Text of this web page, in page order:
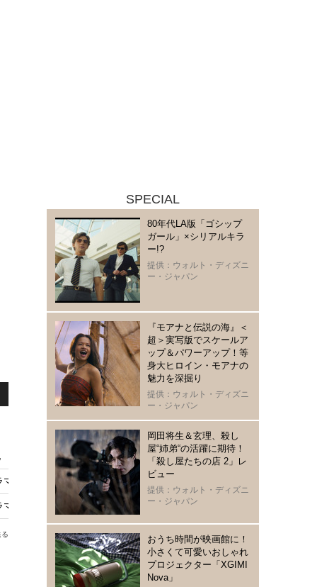
11月8日よりWOWOWにて放送
初主演「連続ドラマW マイ・スイート・ホーム」10月31日より放送
化「連続ドラマW コンサルタントー死を執筆する男ー」今夏放送・配信
SPECIAL
80年代LA版「ゴシップ
ガール」×シリアルキラ
ー!?
提供：ウォルト・ディズニ
ー・ジャパン
『モアナと伝説の海』＜
超＞実写版でスケールア
ップ＆パワーアップ！等
身大ヒロイン・モアナの
魅力を深掘り
提供：ウォルト・ディズニ
ー・ジャパン
岡田将生＆玄理、殺し
屋“姉弟“の活躍に期待！
「殺し屋たちの店 2」レ
ビュー
提供：ウォルト・ディズニ
ー・ジャパン
おうち時間が映画館に！
小さくて可愛いおしゃれ
プロジェクター「XGIMI
Nova」